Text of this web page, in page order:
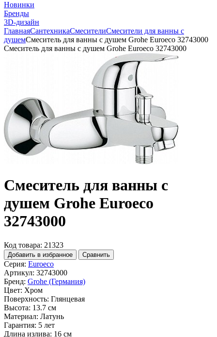
Новинки
Бренды
3D-дизайн
ГлавнаяСантехникаСмесителиСмесители для ванны с
душемСмеситель для ванны с душем Grohe Euroeco 32743000
Смеситель для ванны с душем Grohe Euroeco 32743000
Смеситель для ванны с
душем Grohe Euroeco
32743000
Код товара: 21323
Добавить в избранное Сравнить
Серия: Euroeco
Артикул: 32743000
Бренд: Grohe (Германия)
Цвет: Хром
Поверхность: Глянцевая
Высота: 13.7 см
Материал: Латунь
Гарантия: 5 лет
Длина излива: 16 см